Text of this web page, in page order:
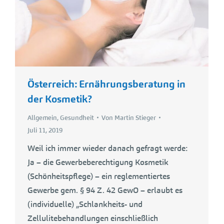
Österreich: Ernährungsberatung in
der Kosmetik?
Allgemein,Gesundheit Von Martin Stieger
Juli 11, 2019
Weil ich immer wieder danach gefragt werde:
Ja – die Gewerbeberechtigung Kosmetik
(Schönheitspflege) – ein reglementiertes
Gewerbe gem. § 94 Z. 42 GewO – erlaubt es
(individuelle) „Schlankheits- und
Zellulitebehandlungen einschließlich